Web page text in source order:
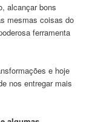
alcançar bons
mesmas coisas do
ferramenta
e hoje
nos entregar mais